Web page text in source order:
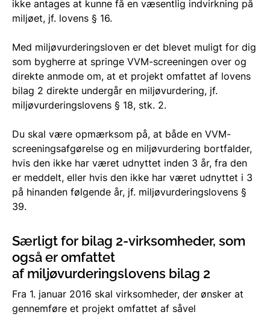
ikke antages at kunne få en væsentlig indvirkning på
miljøet, jf. lovens § 16.
Med miljøvurderingsloven er det blevet muligt for dig
som bygherre at springe VVM-screeningen over og
direkte anmode om, at et projekt omfattet af lovens
bilag 2 direkte undergår en miljøvurdering, jf.
miljøvurderingslovens § 18, stk. 2.
Du skal være opmærksom på, at både en VVM-
screeningsafgørelse og en miljøvurdering bortfalder,
hvis den ikke har været udnyttet inden 3 år, fra den
er meddelt, eller hvis den ikke har været udnyttet i 3
på hinanden følgende år, jf. miljøvurderingslovens §
39.
Særligt for bilag 2-virksomheder, som
også er omfattet
af miljøvurderingslovens bilag 2
Fra 1. januar 2016 skal virksomheder, der ønsker at
gennemføre et projekt omfattet af såvel